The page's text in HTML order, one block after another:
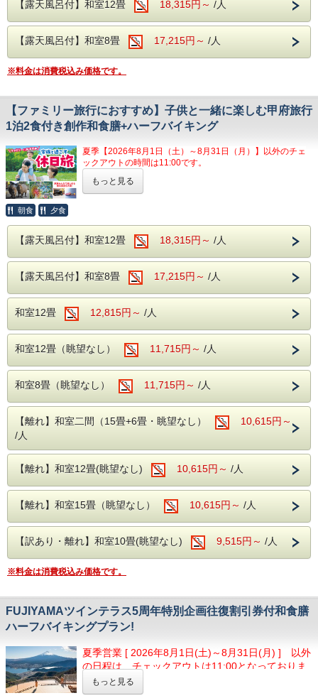
ハーフバイキングでは、山梨の郷土料理のほ
うとうや、寿司、天ぷら、揚げ物、焼き物、
ご飯、味噌汁、サラダなどをご用意しており
ます。
ご夕食時はアルコールも含め飲み放題無料!!
【大浴場】
人」がございます。
見る角度により表情を変えるのが魅力とな
り、風情溢れる当館の魅力の1つとなりま
温泉は、ブドウ園から湧いた石和温泉。
アルカリ性のトロトロした湯が特徴で、クレ
ンジング効果により肌の汚れを落とす美肌の
湯となります。
【館内施設】
・無料予約制カラオケ
・ゲームコーナー
※客室露天風呂は沸かし湯となります。
ています。
「笛吹川フルーツ公園」絶景が広がりは季節
ごとのフルーツや美しい景色が満喫できま
す。
●開放感抜群の大浴場・露天風呂も利用可能
客室のお風呂だけでなく、大浴場も使用可
アルカリ性の温泉に浸かり、レジャーの後の
疲れを心ゆくまで癒してください。
館内には無料カラオケや卓球場がございます。（要予約）
満喫！
折角のご旅行、大切な方と露天風呂付客室で
大切な時間をお過ごしいただけます。
風呂を楽しめるので
カップルやご夫婦様の記念日のご利用だけで
れます。
露天風呂で晴れていれば遠くに富士山、南ア
ルプスの山々を望む風景を当館の最上階から
【おすすめ観光スポット】
・笛吹川フルーツ公園
展望エリアから甲府盆地を一望でき、正面
には雄大な富士山を見ることができます。
新日本三大夜景にもなっている公園です。
当館より車で13分。
・
宮光園
日本ワインの礎を築いた実業家・雨宮敬次
明治時代のワイン醸造所跡を活用した歴史
所。
ワイン好きの方はもちろん、知識がなくて
も楽しめます。
当館より車で15分。
この機会に、是非石和温泉で素敵な思い出を
作ってください。
【温泉】
大浴場の入り口手前には、浮舞台「三条夫
人」がございます。
見る角度により表情を変えるのが魅力とな
り、風情溢れる当館の魅力の1つとなりま
す。
【露天風呂付】和室12畳 18,315円～ /人
【露天風呂付】和室8畳 17,215円～ /人
※料金は消費税込み価格です。
【ファミリー旅行におすすめ】子供と一緒に楽しむ甲府旅行
1泊2食付き創作和食膳+ハーフバイキング
夏季【2026年8月1日（土）～8月31日（月）】以外のチェ
ックアウトの時間は11:00です。
石和温泉からのすぐ近くにある甲府エリアには、お子様とご
一緒に楽しめる観光スポットが数多くございますので、おす
山梨県立科学館では、子供から大人まで楽しみながら学ぶ事
ができる展示室や、スペースシアター、実験や工作室がござ
シャボン玉の中に入れる体験や、無重力を体験できる施設も
大人気となります。
同じ敷地内には愛宕山こどもの国もあり、アスレチックやタ
ーザンロープ、ローラー滑り台もございます。
アクセス：ホテルから車で約20分
□金川の森
6つの森・遊具・歴史遺産・バーベキュー・レンタサイクル
ドッグラン・ターゲットバードゴルフなどがあり、人と自然
が触れ合える憩いの場です。
桃やぶどうなどの果樹園があり、植物や果物がございます。
アクアアスレチックや、わんぱくドームなど子供が遊べる遊
具も充実しています。
アクセス：ホテルから車で約13分。
他にも石和温泉周辺には、アクティブな施設や雨の日でも楽
しめる施設が多々ございます。
この機会に、石和温泉、甲府エリアを満喫してみてはいかが
でしょうか。
【温泉】
大浴場の入り口手前には、浮舞台「三条夫人」がございま
す。
見る角度により表情を変えるのが魅力となり、風情溢れる当
温泉は、ブドウ園から湧いた石和温泉。
アルカリ性のトロトロした湯が特徴で、クレンジング効果に
より肌の汚れを落とす美肌の湯となります。
もっと見る
朝食 夕食
【露天風呂付】和室12畳 18,315円～ /人
【露天風呂付】和室8畳 17,215円～ /人
和室12畳 12,815円～ /人
和室12畳（眺望なし） 11,715円～ /人
和室8畳（眺望なし） 11,715円～ /人
【離れ】和室二間（15畳+6畳・眺望なし）
10,615円～
/人
【離れ】和室12畳(眺望なし) 10,615円～ /人
【離れ】和室15畳（眺望なし） 10,615円～ /人
【訳あり・離れ】和室10畳(眺望なし) 9,515円～ /人
※料金は消費税込み価格です。
FUJIYAMAツインテラス5周年特別企画往復割引券付和食膳
ハーフバイキングプラン!
夏季営業 [ 2026年8月1日(土)～8月31日(月) ] 以外
の日程は、チェックアウトは11:00となっておりま
す。
もっと見る